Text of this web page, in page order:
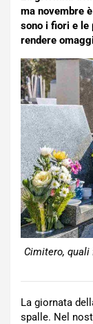
ma novembre
sono i fiori e le
rendere
Cimitero,
La giornata
spalle. Nel